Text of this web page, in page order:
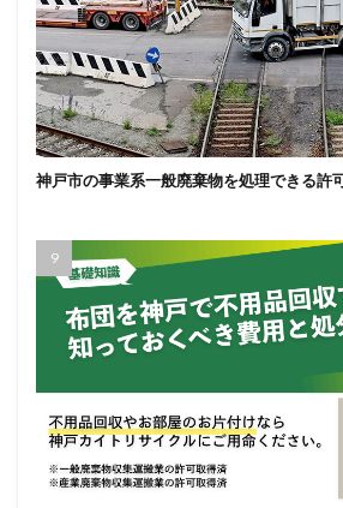
神戸市の事業系一般廃棄物を処理できる許